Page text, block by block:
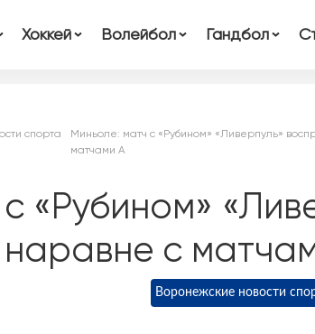
Хоккей Волейбол Гандбол
спорта
Миньоле: матч с «Рубином» «Ливерпуль»
матчами А
«Рубином»
с
Воронежские новости